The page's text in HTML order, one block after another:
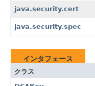
java.security.cert
java.security.spec
インタフェース
クラス